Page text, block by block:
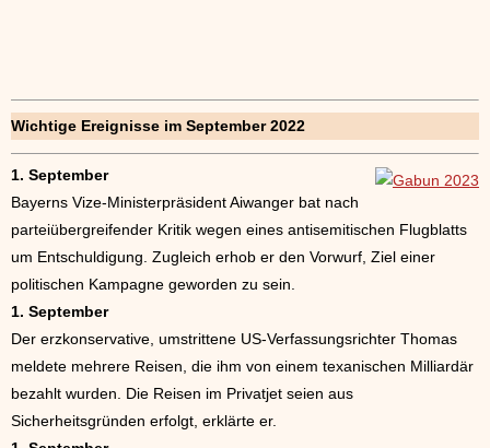
Wichtige Ereignisse im September 2022
1. September
Bayerns Vize-Ministerpräsident Aiwanger bat nach
parteiübergreifender Kritik wegen eines antisemitischen Flugblatts
um Entschuldigung. Zugleich erhob er den Vorwurf, Ziel einer
politischen Kampagne geworden zu sein.
1. September
Der erzkonservative, umstrittene US-Verfassungsrichter Thomas
meldete mehrere Reisen, die ihm von einem texanischen Milliardär
bezahlt wurden. Die Reisen im Privatjet seien aus
Sicherheitsgründen erfolgt, erklärte er.